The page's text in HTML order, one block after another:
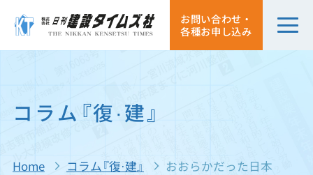
お問い合わせ・
各種お申し込み
コラム『復·建』
Home コラム『復·建』 おおらかだった日本